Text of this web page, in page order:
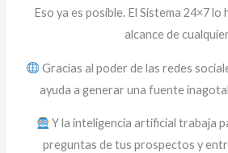
Eso ya es posible. El Sistema 24×7 lo
alcance de
Gracias al poder de las redes
ayuda a generar una fuente
Y la inteligencia artificial trabaja
preguntas de tus prospectos y